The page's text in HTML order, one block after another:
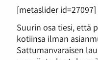
[metaslider id=27097]
Suurin osa tiesi, että
kotiinsa ilman
Sattumanvaraisen